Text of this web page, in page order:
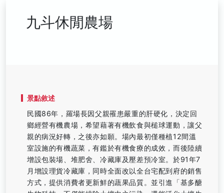
九斗休閒農場
景點敘述
民國86年，羅場長因父親罹患嚴重的肝硬化，決定回
鄉經營有機農場，希望藉著有機飲食與槌球運動，讓父
親的病況好轉，之後亦如願。場內最初僅種植12間溫
室設施的有機蔬菜，有鑑於有機食療的成效，而後陸續
增設包裝場、堆肥舍、冷藏庫及壓差預冷室。於91年7
月增設理貨冷藏庫，同時全面改以全台宅配到府的銷售
方式，提供消費者更新鮮的蔬果品質。並引進「基多醣